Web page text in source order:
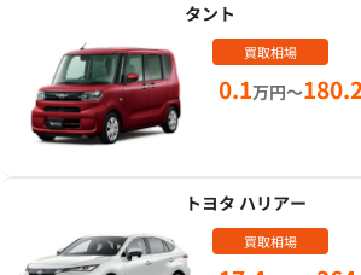
タント
買取相場
0.1万円～
トヨタ ハリアー
買取相場